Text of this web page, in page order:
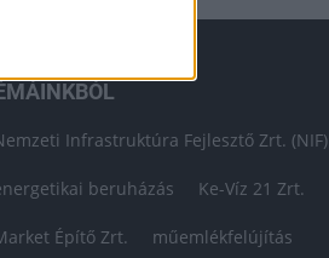
Infrastruktúra Fejlesztő Zrt. (NIF)
beruházás Ke-Víz 21 Zrt.
Építő Zrt. műemlékfelújítás